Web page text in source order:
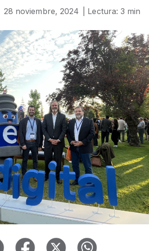
28 noviembre, 2024 | Lectura: 3 min